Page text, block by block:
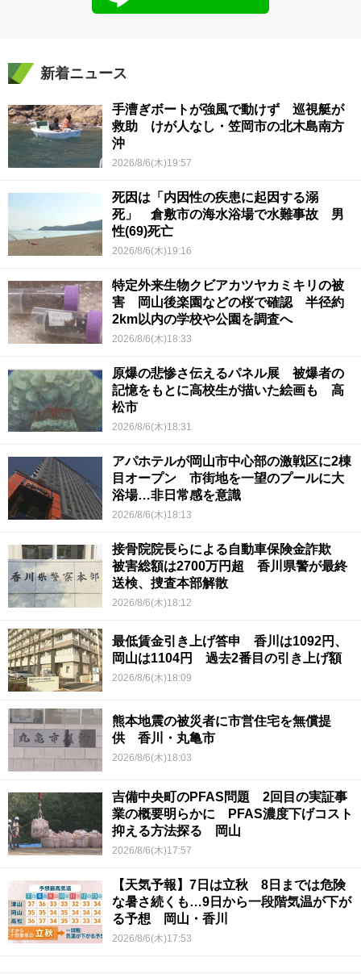
新着ニュース
手漕ぎボートが強風で動けず 巡視艇が
救助 けが人なし・笠岡市の北木島南方
沖
2026/8/6(木)19:57
死因は「内因性の疾患に起因する溺
死」 倉敷市の海水浴場で水難事故 男
性(69)死亡
2026/8/6(木)19:16
特定外来生物クビアカツヤカミキリの被
害 岡山後楽園などの桜で確認 半径約
2km以内の学校や公園を調査へ
2026/8/6(木)18:33
原爆の悲惨さ伝えるパネル展 被爆者の
記憶をもとに高校生が描いた絵画も 高
松市
2026/8/6(木)18:31
アパホテルが岡山市中心部の激戦区に2棟
目オープン 市街地を一望のプールに大
浴場…非日常感を意識
2026/8/6(木)18:13
接骨院院長らによる自動車保険金詐欺
被害総額は2700万円超 香川県警が最終
送検、捜査本部解散
2026/8/6(木)18:12
最低賃金引き上げ答申 香川は1092円、
岡山は1104円 過去2番目の引き上げ額
2026/8/6(木)18:09
熊本地震の被災者に市営住宅を無償提
供 香川・丸亀市
2026/8/6(木)18:03
吉備中央町のPFAS問題 2回目の実証事
業の概要明らかに PFAS濃度下げコスト
抑える方法探る 岡山
2026/8/6(木)17:57
【天気予報】7日は立秋 8日までは危険
な暑さ続くも…9日から一段階気温が下が
る予想 岡山・香川
2026/8/6(木)17:53